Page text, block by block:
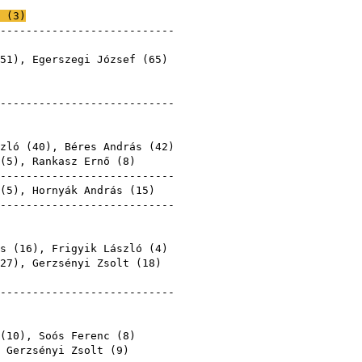
( 3 )
51 ), Egerszegi József ( 65 )
( 40 ), Béres András ( 42 )
( 5 ), Rankasz Ernő ( 8 )
5 ), Hornyák András ( 15 )
( 16 ), Frigyik László ( 4)
27 ), Gerzsényi Zsolt ( 18 )
( 10 ), Soós Ferenc ( 8 )
Gerzsényi Zsolt ( 9 )